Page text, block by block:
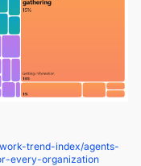
trend-index/agents-
every-organization